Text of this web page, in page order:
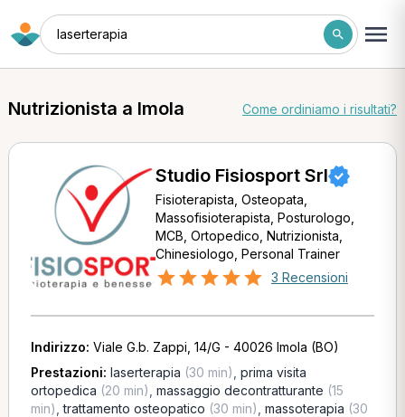
laserterapia
Nutrizionista a Imola Come ordiniamo i risultati?
Studio Fisiosport Srl
Fisioterapista, Osteopata,
Massofisioterapista, Posturologo,
MCB, Ortopedico, Nutrizionista,
Chinesiologo, Personal Trainer
3 Recensioni
Indirizzo: Viale G.b. Zappi, 14/G - 40026 Imola (BO)
Prestazioni: laserterapia (30 min) prima visita
ortopedica (20 min) massaggio decontratturante (15
min) ,trattamento osteopatico (30 min) massoterapia (30